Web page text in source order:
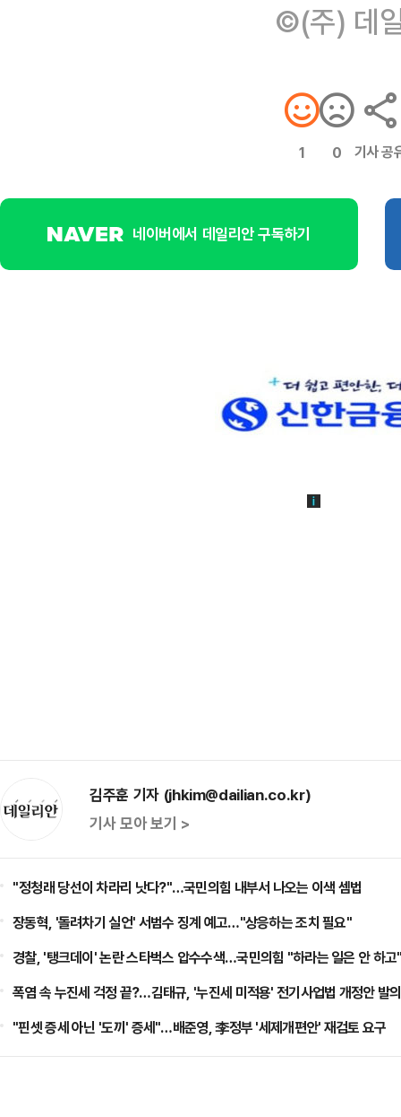
©(주) 데
1 0 기사 공
네이버에서 데일리안 구독하기
김주훈 기자 (jhkim@dailian.co.kr)
기사 모아 보기 >
​"정청래 당선이 차라리 낫다?"…국민의힘 내부서 나오는 이색 셈법
장동혁, '돌려차기 실언' 서범수 징계 예고…"상응하는 조치 필요"
경찰, '탱크데이' 논란 스타벅스 압수수색…국민의힘 "하라는 일은 안 하
폭염 속 누진세 걱정 끝?…김태규, '누진세 미적용' 전기사업법 개정안 발의
"핀셋 증세 아닌 '도끼' 증세"…배준영, 李정부 '세제개편안' 재검토 요구